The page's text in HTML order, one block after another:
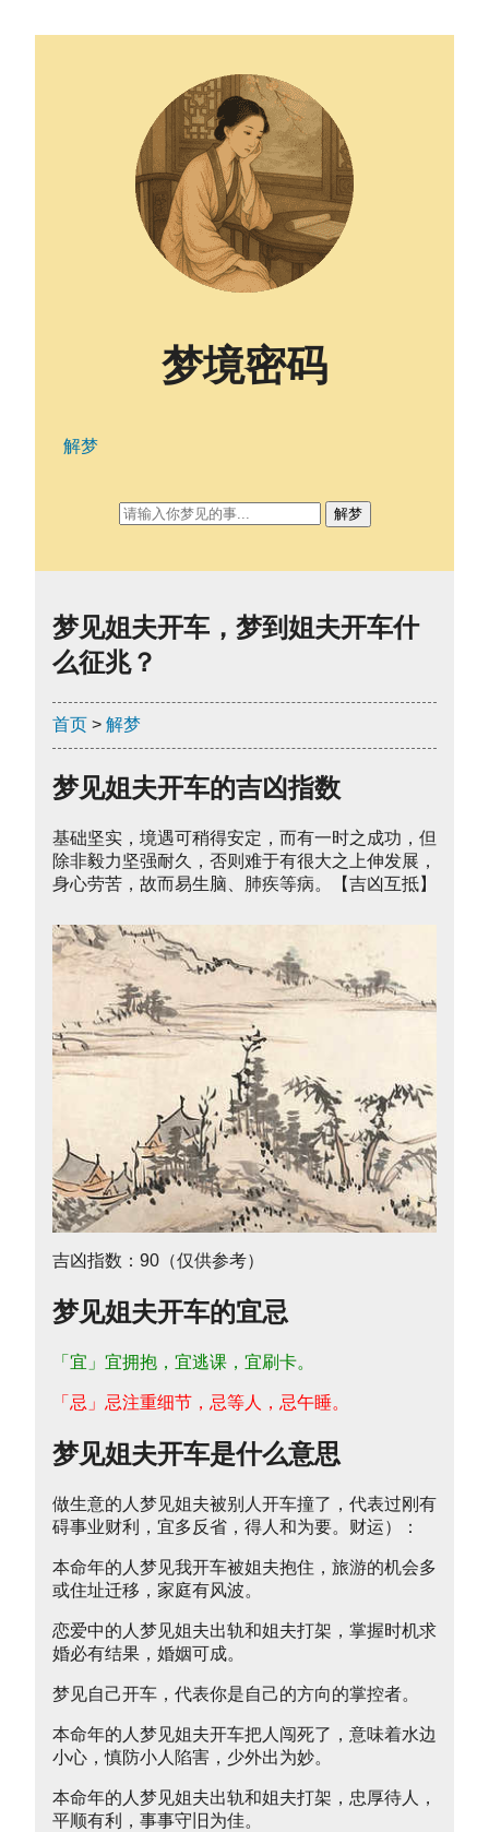
梦见姐夫开车，梦到姐夫开车什
么征兆？
首页 > 解梦
梦见姐夫开车的吉凶指数
基础坚实，境遇可稍得安定，而有一时之成功，但
除非毅力坚强耐久，否则难于有很大之上伸发展，
身心劳苦，故而易生脑、肺疾等病。【吉凶互抵】
吉凶指数：90（仅供参考）
梦见姐夫开车的宜忌
「宜」宜拥抱，宜逃课，宜刷卡。
「忌」忌注重细节，忌等人，忌午睡。
梦见姐夫开车是什么意思
做生意的人梦见姐夫被别人开车撞了，代表过刚有
碍事业财利，宜多反省，得人和为要。财运）：
本命年的人梦见我开车被姐夫抱住，旅游的机会多
或住址迁移，家庭有风波。
恋爱中的人梦见姐夫出轨和姐夫打架，掌握时机求
婚必有结果，婚姻可成。
梦见自己开车，代表你是自己的方向的掌控者。
本命年的人梦见姐夫开车把人闯死了，意味着水边
小心，慎防小人陷害，少外出为妙。
本命年的人梦见姐夫出轨和姐夫打架，忠厚待人，
平顺有利，事事守旧为佳。
梦境密码
解梦
解梦